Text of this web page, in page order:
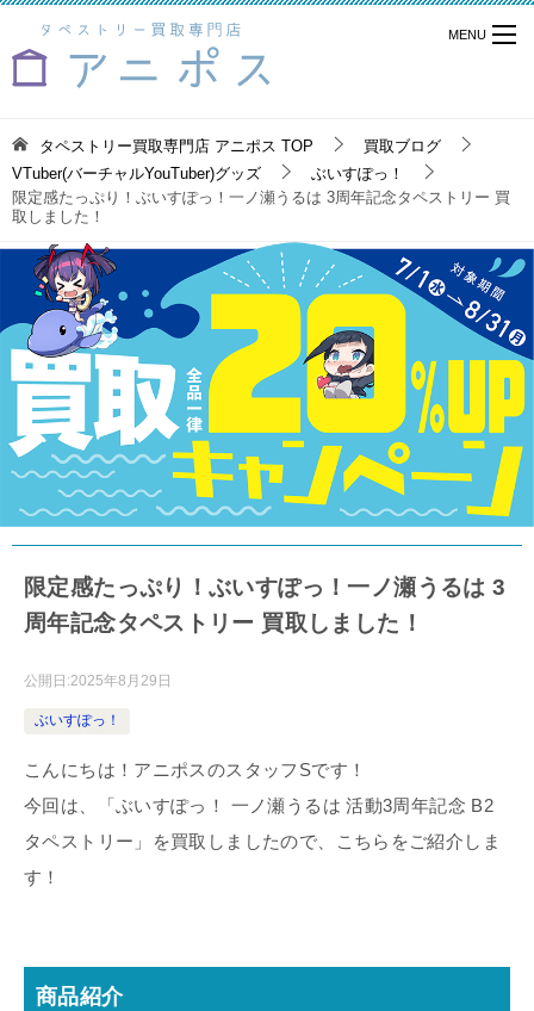
タペストリー買取専門店 アニポス TOP
買取ブログ
VTuber(バーチャルYouTuber)グッズ
ぶいすぽっ！
限定感たっぷり！ぶいすぽっ！一ノ瀬うるは 3周年記念タペストリー 買
取しました！
限定感たっぷり！ぶいすぽっ！一ノ瀬うるは 3
周年記念タペストリー 買取しました！
公開日:2025年8月29日
ぶいすぽっ！
こんにちは！アニポスのスタッフSです！
今回は、「ぶいすぽっ！ 一ノ瀬うるは 活動3周年記念 B2
タペストリー」を買取しましたので、こちらをご紹介しま
す！
商品紹介